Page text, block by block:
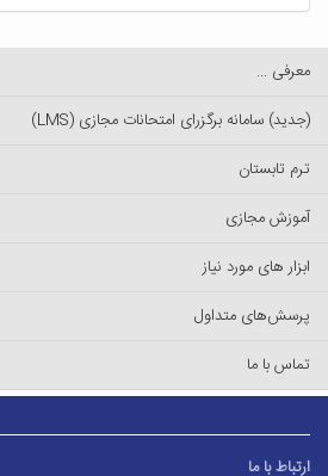
معرفی ...
(جدید) سامانه برگزرای امتحانات مجازی (LMS)
ترم تابستان
آموزش مجازی
ابزار های مورد نیاز
پرسش‌های متداول
تماس با ما
ارتباط با ما